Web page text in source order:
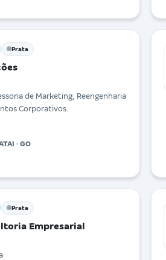
Prata
de Marketing, Reengenharia
Corporativos.
· GO
Prata
Empresarial